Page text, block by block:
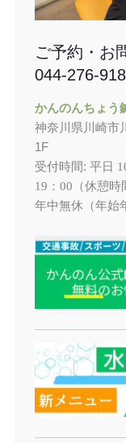
ご予約・お
044-276-
かんのんちょう
神奈川県川崎市
1F
受付時間: 平日
19：00 （休憩
年中無休（年始